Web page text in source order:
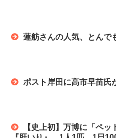
蓮舫さんの人気、とんで
ポスト岸田に高市早苗氏
【史上初】万博に「ペ